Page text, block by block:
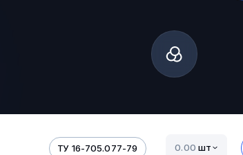
ТУ 16-705.077-79 шт